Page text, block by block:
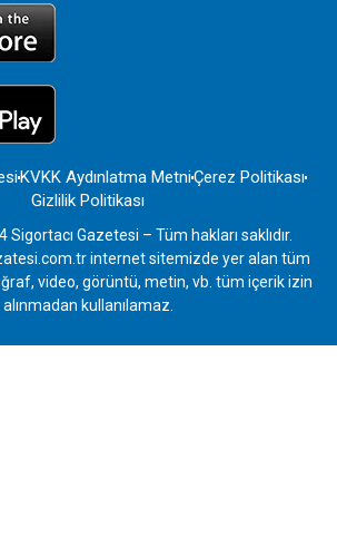
KVKK Aydınlatma MetniÇerez Politikası
Gizlilik Politikası
Gazetesi – Tüm hakları saklıdır.
internet sitemizde yer alan tüm
video, görüntü, metin, vb. tüm içerik izin
alınmadan kullanılamaz.